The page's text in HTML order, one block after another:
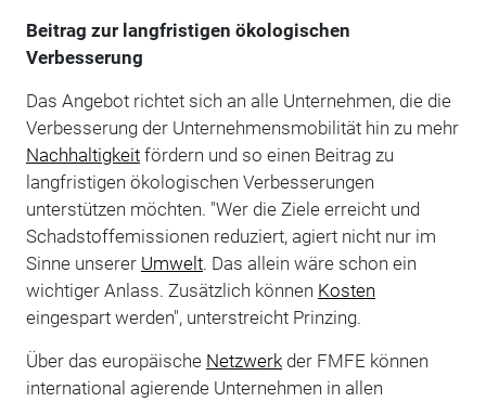
Beitrag zur langfristigen ökologischen
Verbesserung
Das Angebot richtet sich an alle Unternehmen, die die
Verbesserung der Unternehmensmobilität hin zu mehr
Nachhaltigkeitfördern und so einen Beitrag zu
langfristigen ökologischen Verbesserungen
unterstützen möchten. "Wer die Ziele erreicht und
Schadstoffemissionen reduziert, agiert nicht nur im
Sinne unserer Umwelt. Das allein wäre schon ein
wichtiger Anlass. Zusätzlich können Kosten
eingespart werden", unterstreicht Prinzing.
Über das europäische Netzwerkder FMFE können
international agierende Unternehmen in allen